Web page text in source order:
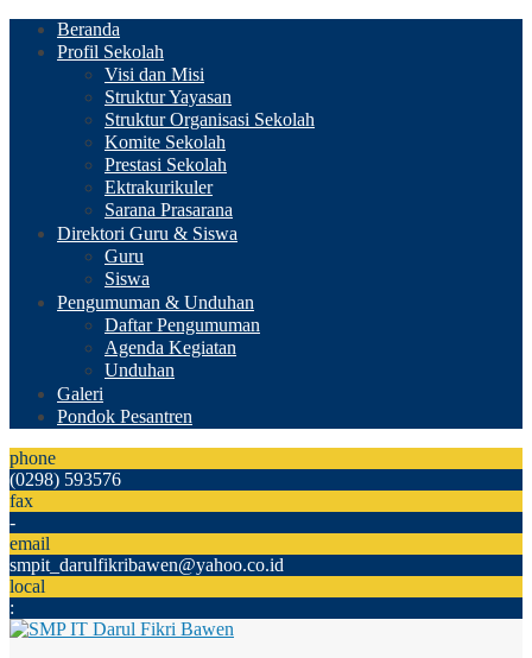
Beranda
Profil Sekolah
Visi dan Misi
Struktur Yayasan
Struktur Organisasi Sekolah
Komite Sekolah
Prestasi Sekolah
Ektrakurikuler
Sarana Prasarana
Direktori Guru & Siswa
Guru
Siswa
Pengumuman & Unduhan
Daftar Pengumuman
Agenda Kegiatan
Unduhan
Galeri
Pondok Pesantren
phone
(0298) 593576
fax
-
email
smpit_darulfikribawen@yahoo.co.id
local
: